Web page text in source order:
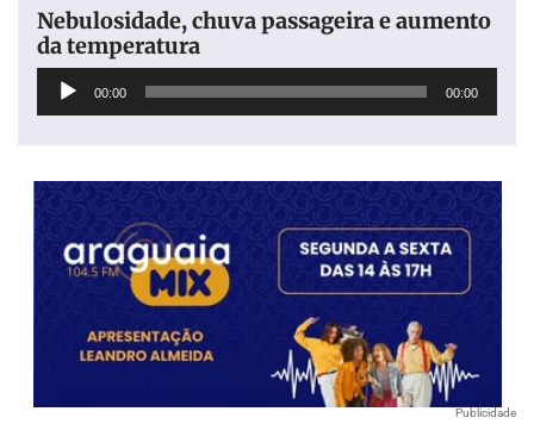
Nebulosidade, chuva passageira e aumento
da temperatura
Tocador
00:00 00:00
Publicidade